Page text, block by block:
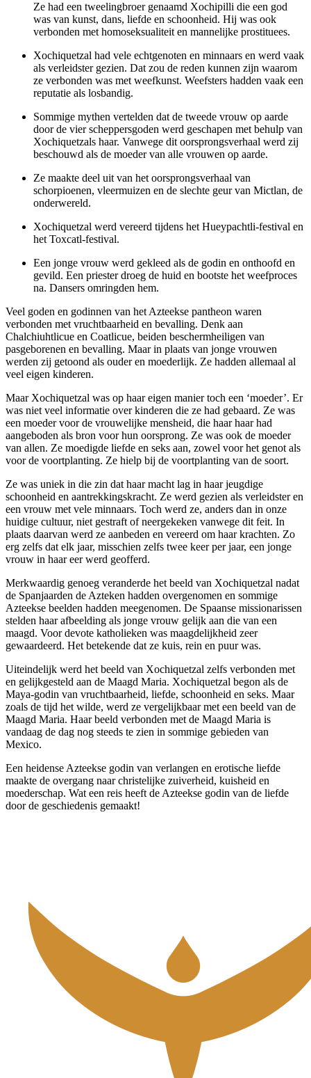
Ze had een tweelingbroer genaamd Xochipilli die een god
was van kunst, dans, liefde en schoonheid. Hij was ook
verbonden met homoseksualiteit en mannelijke prostituees.
Xochiquetzal had vele echtgenoten en minnaars en werd vaak
als verleidster gezien. Dat zou de reden kunnen zijn waarom
ze verbonden was met weefkunst. Weefsters hadden vaak een
reputatie als losbandig.
Sommige mythen vertelden dat de tweede vrouw op aarde
door de vier scheppersgoden werd geschapen met behulp van
Xochiquetzals haar. Vanwege dit oorsprongsverhaal werd zij
beschouwd als de moeder van alle vrouwen op aarde.
Ze maakte deel uit van het oorsprongsverhaal van
schorpioenen, vleermuizen en de slechte geur van Mictlan, de
onderwereld.
Xochiquetzal werd vereerd tijdens het Hueypachtli-festival en
het Toxcatl-festival.
Een jonge vrouw werd gekleed als de godin en onthoofd en
gevild. Een priester droeg de huid en bootste het weefproces
na. Dansers omringden hem.
Veel goden en godinnen van het Azteekse pantheon waren
verbonden met vruchtbaarheid en bevalling. Denk aan
Chalchiuhtlicue en Coatlicue, beiden beschermheiligen van
pasgeborenen en bevalling. Maar in plaats van jonge vrouwen
werden zij getoond als ouder en moederlijk. Ze hadden allemaal al
veel eigen kinderen.
Maar Xochiquetzal was op haar eigen manier toch een ‘moeder’. Er
was niet veel informatie over kinderen die ze had gebaard. Ze was
een moeder voor de vrouwelijke mensheid, die haar haar had
aangeboden als bron voor hun oorsprong. Ze was ook de moeder
van allen. Ze moedigde liefde en seks aan, zowel voor het genot als
voor de voortplanting. Ze hielp bij de voortplanting van de soort.
Ze was uniek in die zin dat haar macht lag in haar jeugdige
schoonheid en aantrekkingskracht. Ze werd gezien als verleidster en
een vrouw met vele minnaars. Toch werd ze, anders dan in onze
huidige cultuur, niet gestraft of neergekeken vanwege dit feit. In
plaats daarvan werd ze aanbeden en vereerd om haar krachten. Zo
erg zelfs dat elk jaar, misschien zelfs twee keer per jaar, een jonge
vrouw in haar eer werd geofferd.
Merkwaardig genoeg veranderde het beeld van Xochiquetzal nadat
de Spanjaarden de Azteken hadden overgenomen en sommige
Azteekse beelden hadden meegenomen. De Spaanse missionarissen
stelden haar afbeelding als jonge vrouw gelijk aan die van een
maagd. Voor devote katholieken was maagdelijkheid zeer
gewaardeerd. Het betekende dat ze kuis, rein en puur was.
Uiteindelijk werd het beeld van Xochiquetzal zelfs verbonden met
en gelijkgesteld aan de Maagd Maria. Xochiquetzal begon als de
Maya-godin van vruchtbaarheid, liefde, schoonheid en seks. Maar
zoals de tijd het wilde, werd ze vergelijkbaar met een beeld van de
Maagd Maria. Haar beeld verbonden met de Maagd Maria is
vandaag de dag nog steeds te zien in sommige gebieden van
Mexico.
Een heidense Azteekse godin van verlangen en erotische liefde
maakte de overgang naar christelijke zuiverheid, kuisheid en
moederschap. Wat een reis heeft de Azteekse godin van de liefde
door de geschiedenis gemaakt!